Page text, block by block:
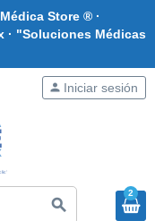
Store ® ·
· "Soluciones Médicas
search
person Iniciar sesión
2